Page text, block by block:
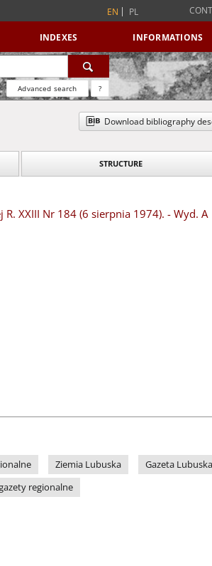
EN PL
INDEXES INFORMATIONS
Advanced search ?
Download bibliography
STRUCTURE
XXIII Nr 184 (6 sierpnia 1974). - Wyd. A
Ziemia Lubuska
Gazeta Lubuska
regionalne